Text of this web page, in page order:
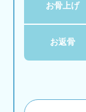
お骨上げ
お返骨